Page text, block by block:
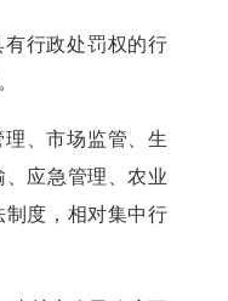
行政处罚权的行
理、市场监管、生
应急管理、农业
度，相对集中行